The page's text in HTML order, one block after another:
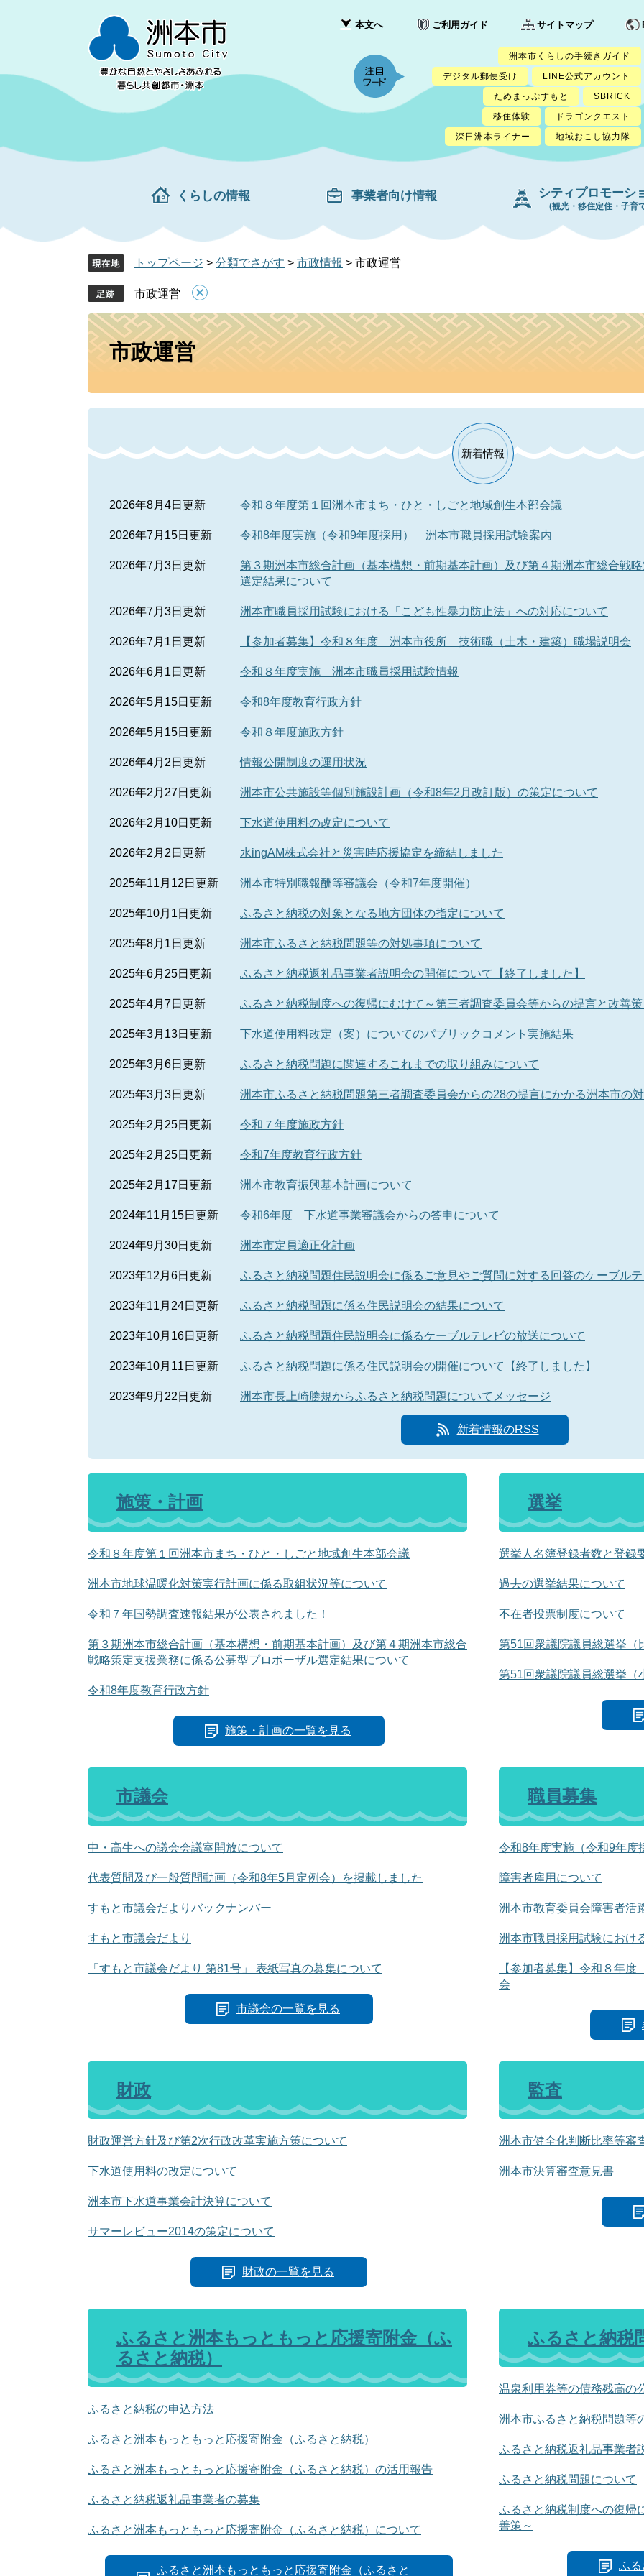
先
を
て
本文へ ご利用ガイド サイトマップ
洲本市くらしの手続きガイド
デジタル郵便受け
LINE公式アカウント
ためまっぷすもと
SBRICK
移住体験
ドラゴンクエスト
深日洲本ライナー
地域おこし協力隊
くらしの情報 事業者向け情報 シティプロモーシ
(観光・移住定住・子育
トップページ > 分類でさがす > 市政情報 > 市政運営
市政運営
本
市政運営
新着情報
2026年8月4日更新 令和８年度第１回洲本市まち・ひと・しごと地域創生本部会議
2026年7月15日更新 令和8年度実施（令和9年度採用） 洲本市職員採用試験案内
2026年7月3日更新
第３期洲本市総合計画（基本構想・前期基本計画）及び第４期洲本市総合戦
選定結果について
2026年7月3日更新 洲本市職員採用試験における「こども性暴力防止法」への対応について
2026年7月1日更新 【参加者募集】令和８年度 洲本市役所 技術職（土木・建築）職場説明会
2026年6月1日更新 令和８年度実施 洲本市職員採用試験情報
2026年5月15日更新 令和8年度教育行政方針
2026年5月15日更新 令和８年度施政方針
2026年4月2日更新 情報公開制度の運用状況
2026年2月27日更新 洲本市公共施設等個別施設計画（令和8年2月改訂版）の策定について
2026年2月10日更新 下水道使用料の改定について
2026年2月2日更新 水ingAM株式会社と災害時応援協定を締結しました
2025年11月12日更新 洲本市特別職報酬等審議会（令和7年度開催）
2025年10月1日更新 ふるさと納税の対象となる地方団体の指定について
2025年8月1日更新 洲本市ふるさと納税問題等の対処事項について
2025年6月25日更新 ふるさと納税返礼品事業者説明会の開催について【終了しました】
2025年4月7日更新 ふるさと納税制度への復帰にむけて～第三者調査委員会等からの提言と改善
2025年3月13日更新 下水道使用料改定（案）についてのパブリックコメント実施結果
2025年3月6日更新 ふるさと納税問題に関連するこれまでの取り組みについて
2025年3月3日更新 洲本市ふるさと納税問題第三者調査委員会からの28の提言にかかる洲本市の
2025年2月25日更新 令和７年度施政方針
2025年2月25日更新 令和7年度教育行政方針
2025年2月17日更新 洲本市教育振興基本計画について
2024年11月15日更新 令和6年度 下水道事業審議会からの答申について
2024年9月30日更新 洲本市定員適正化計画
2023年12月6日更新 ふるさと納税問題住民説明会に係るご意見やご質問に対する回答のケーブル
2023年11月24日更新 ふるさと納税問題に係る住民説明会の結果について
2023年10月16日更新 ふるさと納税問題住民説明会に係るケーブルテレビの放送について
2023年10月11日更新 ふるさと納税問題に係る住民説明会の開催について【終了しました】
2023年9月22日更新 洲本市長上崎勝規からふるさと納税問題についてメッセージ
新着情報のRSS
施策・計画
令和８年度第１回洲本市まち・ひと・しごと地域創生本部会議
洲本市地球温暖化対策実行計画に係る取組状況等について
令和７年国勢調査速報結果が公表されました！
第３期洲本市総合計画（基本構想・前期基本計画）及び第４期洲本市総合
戦略策定支援業務に係る公募型プロポーザル選定結果について
令和8年度教育行政方針
施策・計画の一覧を見る
選挙
選挙人名簿登録者数と登録
過去の選挙結果について
不在者投票制度について
第51回衆議院議員総選挙
第51回衆議院議員総選挙
市議会
中・高生への議会会議室開放について
代表質問及び一般質問動画（令和8年5月定例会）を掲載しました
すもと市議会だよりバックナンバー
すもと市議会だより
「すもと市議会だより 第81号」 表紙写真の募集について
市議会の一覧を見る
職員募集
令和8年度実施（令和9年
障害者雇用について
洲本市教育委員会障害者活
洲本市職員採用試験におけ
【参加者募集】令和８年
会
財政
財政運営方針及び第2次行政改革実施方策について
下水道使用料の改定について
洲本市下水道事業会計決算について
サマーレビュー2014の策定について
財政の一覧を見る
監査
洲本市健全化判断比率等審
洲本市決算審査意見書
ふるさと洲本もっともっと応援寄附金（ふ
るさと納税）
ふるさと納税の申込方法
ふるさと洲本もっともっと応援寄附金（ふるさと納税）
ふるさと洲本もっともっと応援寄附金（ふるさと納税）の活用報告
ふるさと納税返礼品事業者の募集
ふるさと洲本もっともっと応援寄附金（ふるさと納税）について
ふるさと洲本もっともっと応援寄附金（ふるさと
ふるさと納税
温泉利用券等の債務残高の
洲本市ふるさと納税問題等
ふるさと納税返礼品事業者
ふるさと納税問題について
ふるさと納税制度への復帰
善策～
ふ